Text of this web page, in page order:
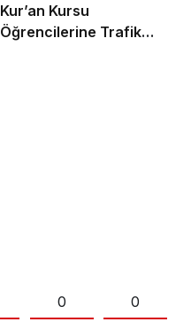
Kur’an Kursu
Öğrencilerine Trafik
0 0